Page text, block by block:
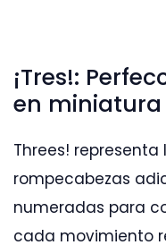
¡Tres!:
en miniatura
Threes!
rompecabezas
numeradas para
cada movimiento